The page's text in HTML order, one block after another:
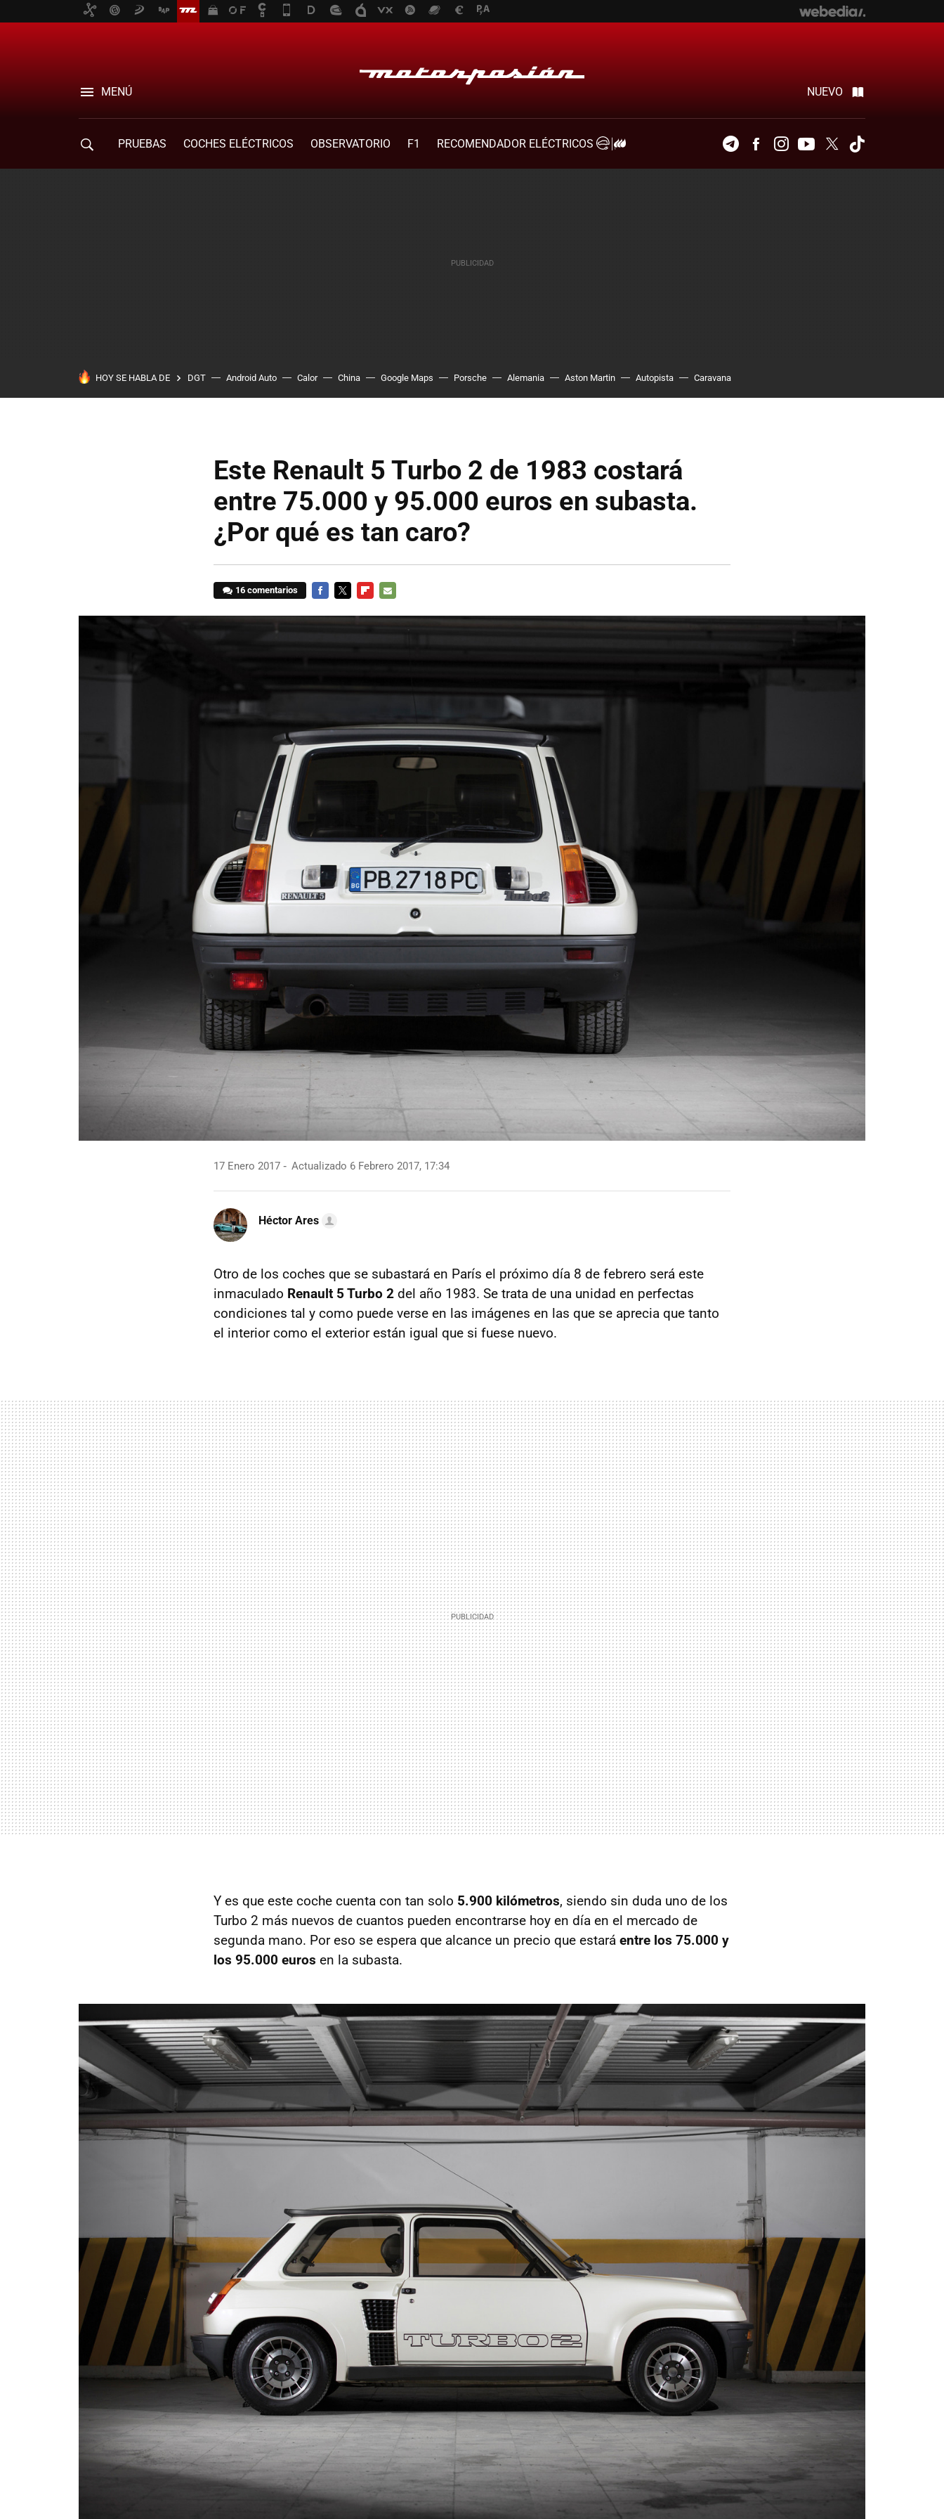
MENÚ NUEVO
PRUEBAS COCHES ELÉCTRICOS OBSERVATORIO F1
RECOMENDADOR ELÉCTRICOS
TelegramFacebookInstagramYoutubeTwitter
HOY SE HABLA DE DGT Android Auto Calor China Google Maps Porsche Alemania Aston Martin Autopista Caravana
Este Renault 5 Turbo 2 de 1983 costará
entre 75.000 y 95.000 euros en subasta.
¿Por qué es tan caro?
16 comentarios
17 Enero 2017 Actualizado 6 Febrero 2017, 17:34
Héctor Ares
Otro de los coches que se subastará en París el próximo día 8 de febrero será este
inmaculado Renault 5 Turbo 2 del año 1983. Se trata de una unidad en perfectas
condiciones tal y como puede verse en las imágenes en las que se aprecia que tanto
el interior como el exterior están igual que si fuese nuevo.
Y es que este coche cuenta con tan solo 5.900 kilómetros, siendo sin duda uno de los
Turbo 2 más nuevos de cuantos pueden encontrarse hoy en día en el mercado de
segunda mano. Por eso se espera que alcance un precio que estará entre los 75.000 y
los 95.000 euros en la subasta.